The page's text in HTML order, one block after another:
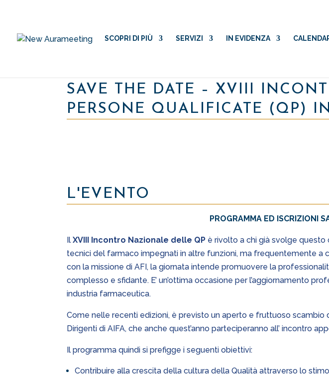
SCOPRI DI PIÙ SERVIZI IN EVIDENZA
SAVE THE DATE – XVIII
PERSONE QUALIFICATE (QP)
L'EVENTO
PROGRAMMA ED ISCRIZIONI
IlXVIII Incontro Nazionale delle QP è rivolto a chi già svolge
tecnici del farmaco impegnati in altre funzioni, ma frequentemente
con la missione di AFI, la giornata intende promuovere la
complesso e sfidante. E’ un’ottima occasione per l’aggiornamento
industria farmaceutica.
Come nelle recenti edizioni, è previsto un aperto e fruttuoso scambio
Dirigenti di AIFA, che anche quest’anno parteciperanno all’ incontro
Il programma quindi si prefigge i seguenti obiettivi:
Contribuire alla crescita della cultura della Qualità attraverso lo